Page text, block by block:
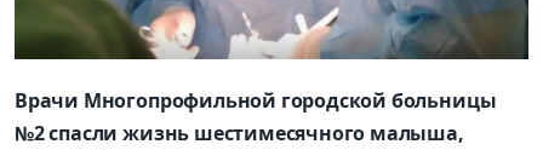
Врачи Многопрофильной городской больницы
№2 спасли жизнь шестимесячного малыша,